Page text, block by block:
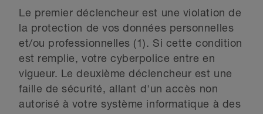
Le premier déclencheur est une violation de
la protection de vos données personnelles
et/ou professionnelles (1). Si cette condition
est remplie, votre cyberpolice entre en
vigueur. Le deuxième déclencheur est une
faille de sécurité, allant d'un accès non
autorisé à votre système informatique à des